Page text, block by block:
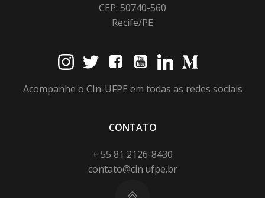
CEP: 50740-560
Recife/PE
Acompanhe o CIn-UFPE em todas as redes sociais
CONTATO
+ 55 81 2126-8430
contato@cin.ufpe.br